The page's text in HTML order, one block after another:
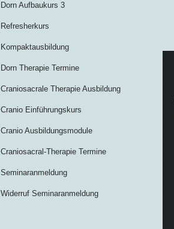
Dorn Aufbaukurs 3
Refresherkurs
Kompaktausbildung
Dorn Therapie Termine
Craniosacrale Therapie Ausbildung
Cranio Einführungskurs
Cranio Ausbildungsmodule
Craniosacral-Therapie Termine
Seminaranmeldung
Widerruf Seminaranmeldung